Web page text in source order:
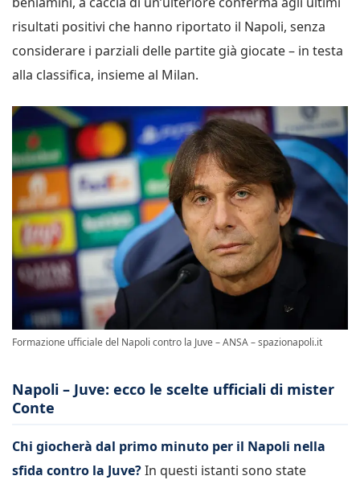
risultati positivi che hanno riportato il Napoli, senza
considerare i parziali delle partite già giocate – in testa
alla classifica, insieme al Milan.
Formazione ufficiale del Napoli contro la Juve – ANSA – spazionapoli.it
Napoli – Juve: ecco le scelte ufficiali di mister
Conte
Chi giocherà dal primo minuto per il Napoli nella
sfida contro la Juve?In questi istanti sono state